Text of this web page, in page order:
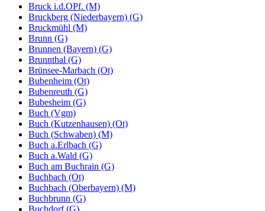
Bruck i.d.OPf. (M)
Bruckberg (Niederbayern) (G)
Bruckmühl (M)
Brunn (G)
Brunnen (Bayern) (G)
Brunnthal (G)
Brünsee-Marbach (Ot)
Bubenheim (Ot)
Bubenreuth (G)
Bubesheim (G)
Buch (Vgm)
Buch (Kutzenhausen) (Ot)
Buch (Schwaben) (M)
Buch a.Erlbach (G)
Buch a.Wald (G)
Buch am Buchrain (G)
Buchbach (Ot)
Buchbach (Oberbayern) (M)
Buchbrunn (G)
Buchdorf (G)